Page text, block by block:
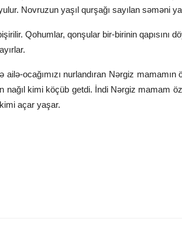
Novruzun yaşıl qurşağı sayılan səməni
Qohumlar, qonşular bir-birinin qapısını
ocağımızı nurlandıran Nərgiz
nağıl kimi köçüb getdi. İndi Nərgiz mamam
açar yaşar.